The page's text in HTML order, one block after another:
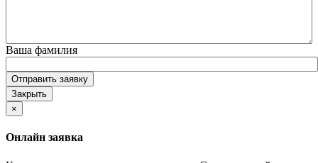
Ваша фамилия
Отправить заявку
Закрыть
×
Онлайн заявка